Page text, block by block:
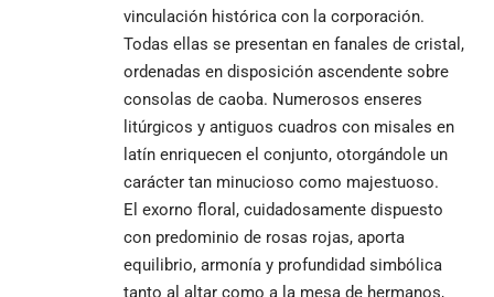
vinculación histórica con la corporación.
Todas ellas se presentan en fanales de cristal,
ordenadas en disposición ascendente sobre
consolas de caoba. Numerosos enseres
litúrgicos y antiguos cuadros con misales en
latín enriquecen el conjunto, otorgándole un
carácter tan minucioso como majestuoso.
El exorno floral, cuidadosamente dispuesto
con predominio de rosas rojas, aporta
equilibrio, armonía y profundidad simbólica
tanto al altar como a la mesa de hermanos,